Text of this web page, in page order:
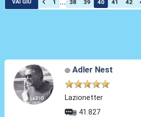
VAI GIÙ 1 38 39 40 41 42
Adler Nest
Lazionetter
41.827